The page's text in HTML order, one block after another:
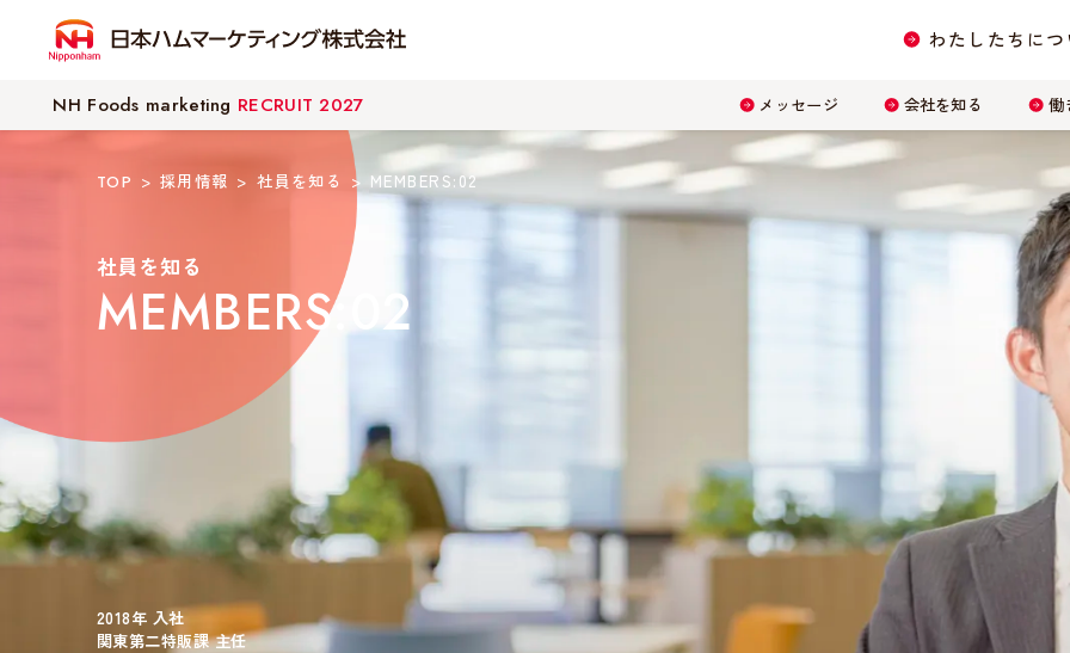
わたしたちに
NH Foods marketing RECRUIT 2027 メッセージ 会社を知る 働
TOP 採用情報 社員を知る MEMBERS:02
社員を知る
MEMBERS:02
2018年 入社
関東第二特販課 主任